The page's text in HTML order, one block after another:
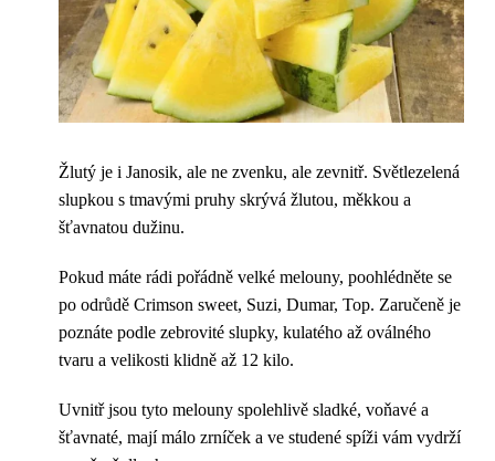
Žlutý je i Janosik, ale ne zvenku, ale zevnitř. Světlezelená
slupkou s tmavými pruhy skrývá žlutou, měkkou a
šťavnatou dužinu.
Pokud máte rádi pořádně velké melouny, poohlédněte se
po odrůdě Crimson sweet, Suzi, Dumar, Top. Zaručeně je
poznáte podle zebrovité slupky, kulatého až oválného
tvaru a velikosti klidně až 12 kilo.
Uvnitř jsou tyto melouny spolehlivě sladké, voňavé a
šťavnaté, mají málo zrníček a ve studené spíži vám vydrží